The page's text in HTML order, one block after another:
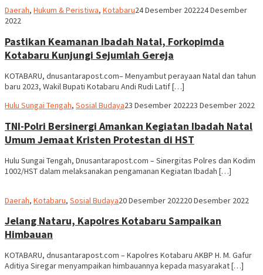
Daerah, Hukum & Peristiwa, KotabaruRobert
24 Desember 202224 Desember
2022
Pastikan Keamanan Ibadah Natal, Forkopimda
Kotabaru Kunjungi Sejumlah Gereja
KOTABARU, dnusantarapost.com– Menyambut perayaan Natal dan tahun
baru 2023, Wakil Bupati Kotabaru Andi Rudi Latif […]
Hulu Sungai Tengah, Sosial BudayaHariadi
23 Desember 202223 Desember 2022
TNI-Polri Bersinergi Amankan Kegiatan Ibadah Natal
Umum Jemaat Kristen Protestan di HST
Hulu Sungai Tengah, Dnusantarapost.com – Sinergitas Polres dan Kodim
1002/HST dalam melaksanakan pengamanan Kegiatan Ibadah […]
Daerah, Kotabaru, Sosial BudayaRobert
20 Desember 202220 Desember 2022
Jelang Nataru, Kapolres Kotabaru Sampaikan
Himbauan
KOTABARU, dnusantarapost.com – Kapolres Kotabaru AKBP H. M. Gafur
Aditiya Siregar menyampaikan himbauannya kepada masyarakat […]